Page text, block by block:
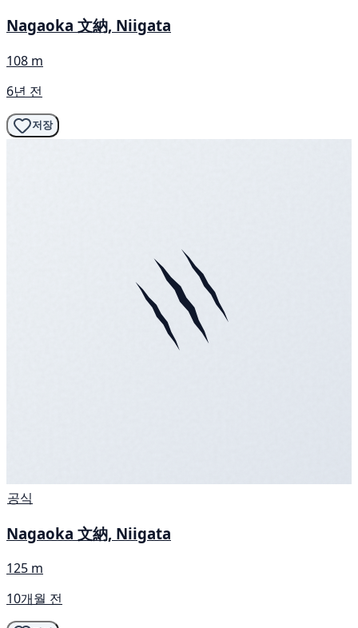
Nagaoka 文納, Niigata
108 m
6년 전
저장
공식
Nagaoka 文納, Niigata
125 m
10개월 전